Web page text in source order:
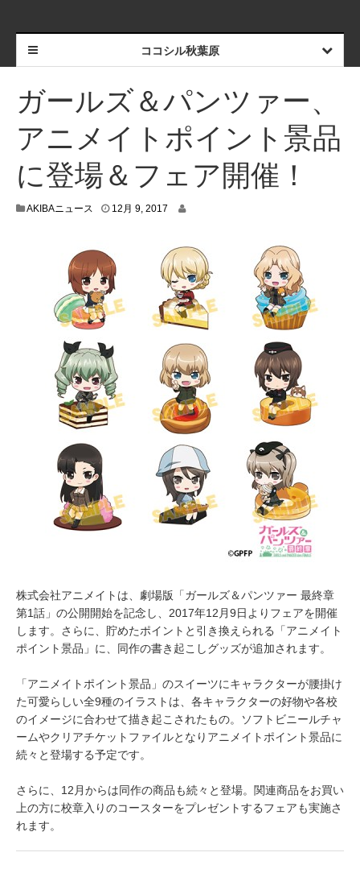
ココシル秋葉原
ガールズ＆パンツァー、
アニメイトポイント景品
に登場＆フェア開催！
AKIBAニュース 12月 9, 2017
8
,
2
0
1
7
株式会社アニメイトは、劇場版「ガールズ＆パンツァー 最終章
第1話」の公開開始を記念し、2017年12月9日よりフェアを開催
します。さらに、貯めたポイントと引き換えられる「アニメイト
ポイント景品」に、同作の書き起こしグッズが追加されます。
「アニメイトポイント景品」のスイーツにキャラクターが腰掛け
た可愛らしい全9種のイラストは、各キャラクターの好物や各校
のイメージに合わせて描き起こされたもの。ソフトビニールチャ
ームやクリアチケットファイルとなりアニメイトポイント景品に
続々と登場する予定です。
さらに、12月からは同作の商品も続々と登場。関連商品をお買い
上の方に校章入りのコースターをプレゼントするフェアも実施さ
れます。